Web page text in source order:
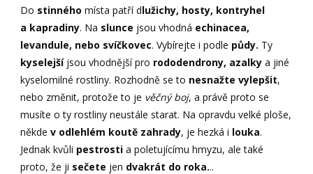
Do stinného místa patří dlužichy, hosty, kontryhel
a kapradiny. Na slunce jsou vhodná echinacea,
levandule, nebo svíčkovec. Vybírejte i podle půdy. Ty
kyselejší jsou vhodnější pro rododendrony, azalky a jiné
kyselomilné rostliny. Rozhodně se to nesnažte vylepšit,
nebo změnit, protože to je věčný boj, a právě proto se
musíte o ty rostliny neustále starat. Na opravdu velké ploše,
někdev odlehlém koutě zahrady, je hezká i louka.
Jednak kvůli pestrosti a poletujícímu hmyzu, ale také
proto, že ji sečete jen dvakrát do roka...